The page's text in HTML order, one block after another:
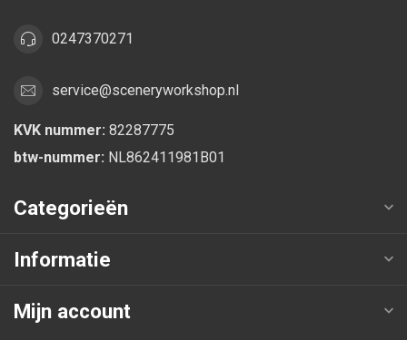
0247370271
service@sceneryworkshop.nl
KVK nummer: 82287775
btw-nummer: NL862411981B01
Categorieën
Informatie
Mijn account